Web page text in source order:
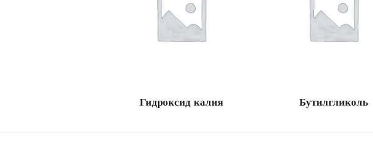
Гидроксид калия Бутилгликоль